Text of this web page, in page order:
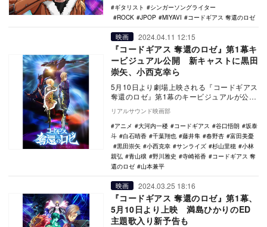
ギタリスト
シンガーソングライター
ROCK
JPOP MIYAVI コードギアス 奪還のロゼ
映画 2024.04.11 12:15
『コードギアス 奪還のロゼ』第1幕キ
ービジュアル公開 新キャストに黒田
崇矢、小西克幸ら
5月10日より劇場上映される『コードギアス
奪還のロゼ』第1幕のキービジュアルが公開
され、あわせて追加キャストが発表され
た。 …
リアルサウンド映画部
アニメ
大河内一楼 コードギアス 谷口悟朗
坂泰
斗
白石晴香 千葉翔也 藤井隼 春野杏
富田美憂
黒田崇矢
小西克幸 サンライズ 杉山里穂
小林
親弘
青山穣 野川雅史 寺崎裕香
コードギアス 奪
還のロゼ
山本兼平
映画 2024.03.25 18:16
『コードギアス 奪還のロゼ』第1幕、
5月10日より上映 満島ひかりのED
主題歌入り新予告も